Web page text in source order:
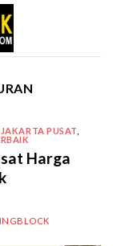
PUSAT
Harga